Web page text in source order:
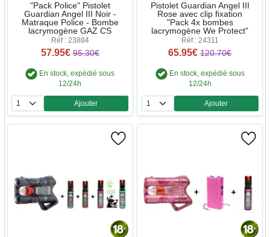
"Pack Police" Pistolet
Guardian Angel III Noir -
Matraque Police - Bombe
lacrymogène GAZ CS
Réf : 23884
57.95€ 95.30€
En stock, expédié sous
12/24h
Quantité
Ajouter
Pistolet Guardian Angel III
Rose avec clip fixation
"Pack 4x bombes
lacrymogène We Protect"
Réf : 24311
65.95€ 120.70€
En stock, expédié sous
12/24h
Quantité
Ajouter